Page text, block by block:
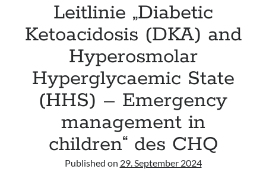
Leitlinie „Diabetic
Ketoacidosis (DKA) and
Hyperosmolar
Hyperglycaemic State
(HHS) – Emergency
management in
children“ des CHQ
Published on 29. September 2024